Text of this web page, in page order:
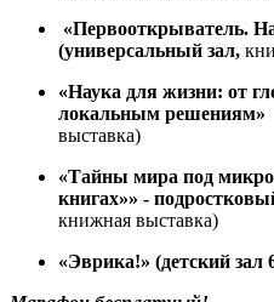
«Первооткрыватель.
(универсальный зал,
«Наука для жизни: от
локальным решениям»
выставка)
«Тайны мира под
книгах»» -
книжная выставка)
«Эврика!» (детский зал